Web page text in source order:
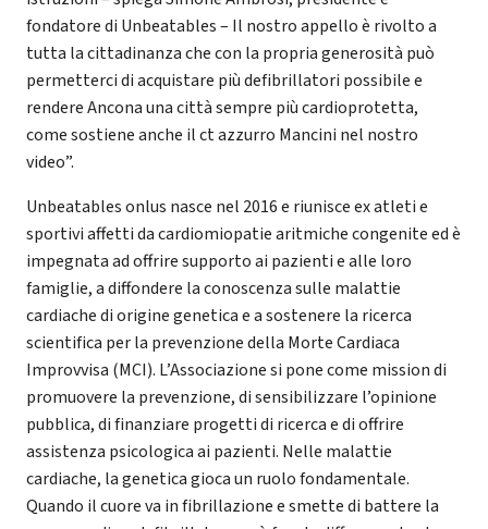
fondatore di Unbeatables – Il nostro appello è rivolto a
tutta la cittadinanza che con la propria generosità può
permetterci di acquistare più defibrillatori possibile e
rendere Ancona una città sempre più cardioprotetta,
come sostiene anche il ct azzurro Mancini nel nostro
video”.
Unbeatables onlus nasce nel 2016 e riunisce ex atleti e
sportivi affetti da cardiomiopatie aritmiche congenite ed è
impegnata ad offrire supporto ai pazienti e alle loro
famiglie, a diffondere la conoscenza sulle malattie
cardiache di origine genetica e a sostenere la ricerca
scientifica per la prevenzione della Morte Cardiaca
Improvvisa (MCI). L’Associazione si pone come mission di
promuovere la prevenzione, di sensibilizzare l’opinione
pubblica, di finanziare progetti di ricerca e di offrire
assistenza psicologica ai pazienti. Nelle malattie
cardiache, la genetica gioca un ruolo fondamentale.
Quando il cuore va in fibrillazione e smette di battere la